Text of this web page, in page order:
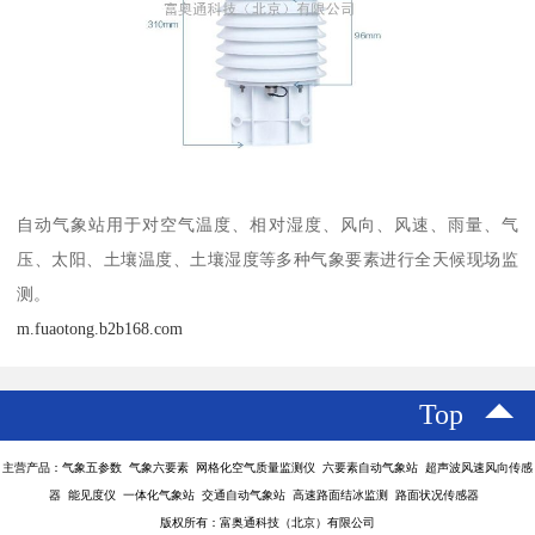
自动气象站用于对空气温度、相对湿度、风向、风速、雨量、气
压、太阳、土壤温度、土壤湿度等多种气象要素进行全天候现场监
测。
m.fuaotong.b2b168.com
Top
主营产品：气象五参数 气象六要素 网格化空气质量监测仪 六要素自动气象站 超声波风速风向传感
器 能见度仪 一体化气象站 交通自动气象站 高速路面结冰监测 路面状况传感器
版权所有：富奥通科技（北京）有限公司